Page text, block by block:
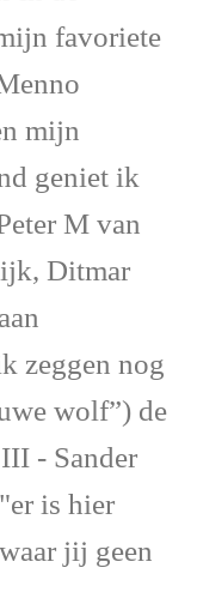
favoriete
mijn
geniet ik
M van
Ditmar
zeggen nog
wolf”) de
- Sander
is hier
jij geen